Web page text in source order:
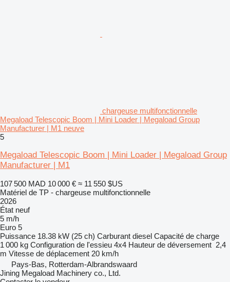
chargeuse multifonctionnelle
Megaload Telescopic Boom | Mini Loader | Megaload Group
Manufacturer | M1 neuve
5
Megaload Telescopic Boom | Mini Loader | Megaload Group
Manufacturer | M1
107 500 MAD 10 000 € ≈ 11 550 $US
Matériel de TP - chargeuse multifonctionnelle
2026
État neuf
5 m/h
Euro 5
Puissance 18.38 kW (25 ch) Carburant diesel Capacité de charge
1 000 kg Configuration de l'essieu 4x4 Hauteur de déversement 2,4
m Vitesse de déplacement 20 km/h
Pays-Bas, Rotterdam-Albrandswaard
Jining Megaload Machinery co., Ltd.